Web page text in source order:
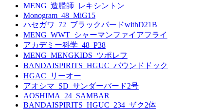
MENG_造艦師_レキシントン
Monogram_48_MiG15
ハセガワ_72_ブラックバードwithD21B
MENG_WWT_シャーマンファイアフライ
アカデミー科学_48_P38
MENG_MENGKIDS_ツポレフ
BANDAISPIRITS_HGUC_バウンドドック
HGAC_リーオー
アオシマ_SD_サンダーバード2号
AOSHIMA_24_SAMBAR
BANDAISPIRITS_HGUC_234_ザク2体